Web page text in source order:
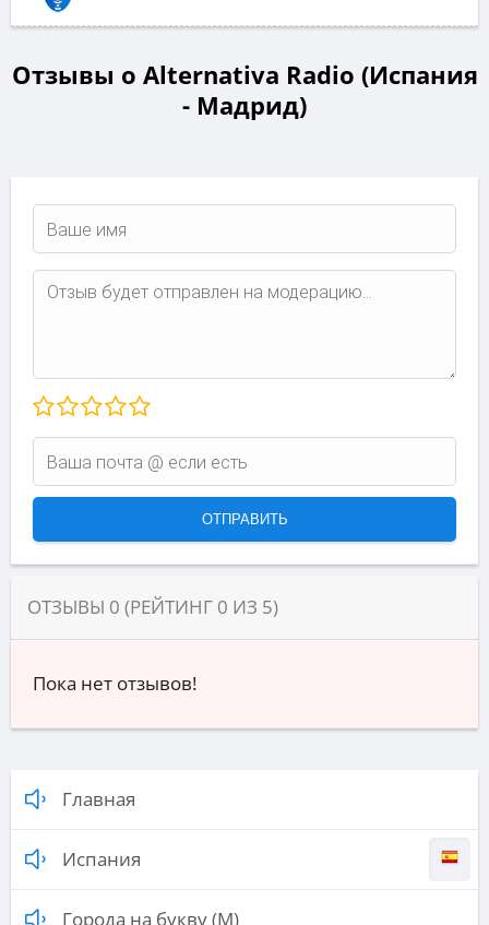
Отзывы о Alternativa Radio (Испания
- Мадрид)
ОТЗЫВЫ 0 (РЕЙТИНГ 0 ИЗ 5)
Пока нет отзывов!
Главная
Испания
Города на букву (М)